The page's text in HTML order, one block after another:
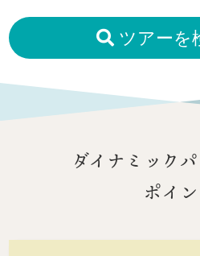
ツアーを
ダイナミック
ポイ